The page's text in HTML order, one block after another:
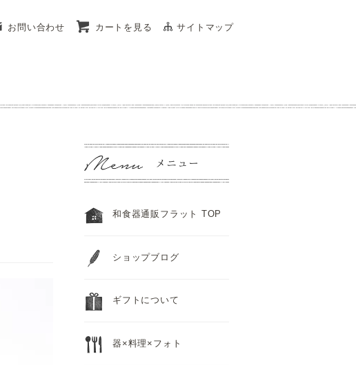
お問い合わせ カートを見る サイトマップ
和食器通販フラット TOP
ショップブログ
ギフトについて
器×料理×フォト